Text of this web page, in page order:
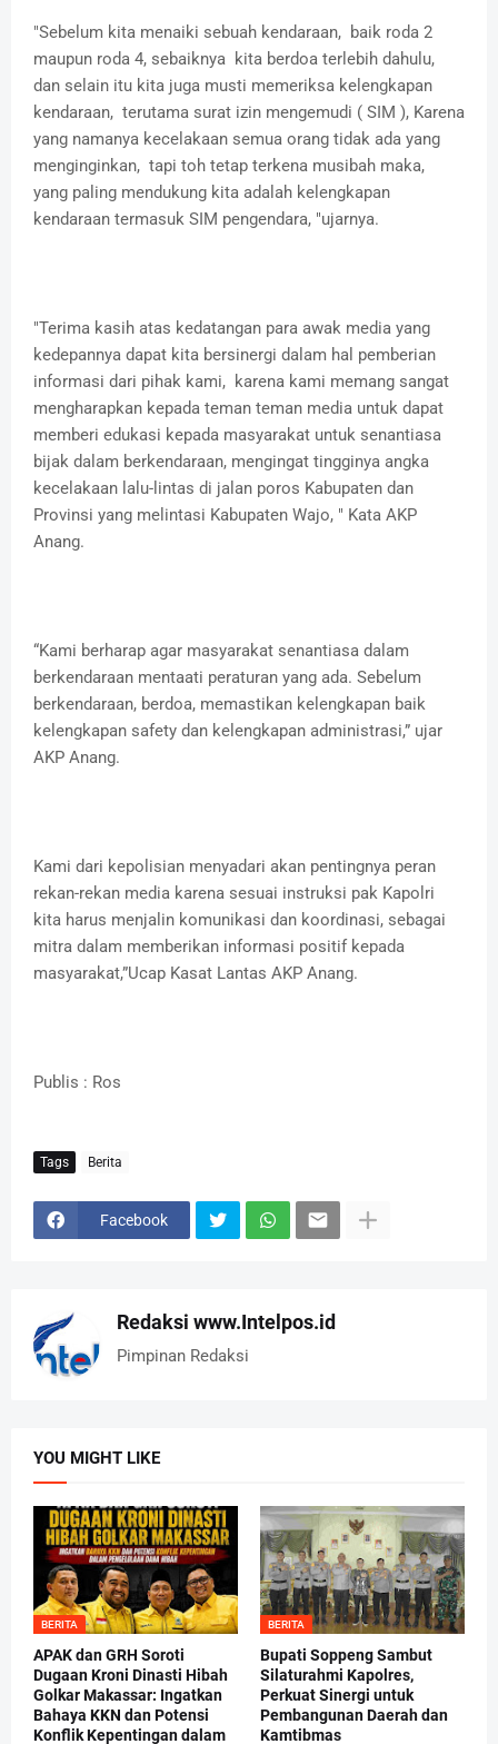
"Sebelum kita menaiki sebuah kendaraan, baik roda 2
maupun roda 4, sebaiknya kita berdoa terlebih dahulu,
dan selain itu kita juga musti memeriksa kelengkapan
kendaraan, terutama surat izin mengemudi ( SIM ), Karena
yang namanya kecelakaan semua orang tidak ada yang
menginginkan, tapi toh tetap terkena musibah maka,
yang paling mendukung kita adalah kelengkapan
kendaraan termasuk SIM pengendara, "ujarnya.
"Terima kasih atas kedatangan para awak media yang
kedepannya dapat kita bersinergi dalam hal pemberian
informasi dari pihak kami, karena kami memang sangat
mengharapkan kepada teman teman media untuk dapat
memberi edukasi kepada masyarakat untuk senantiasa
bijak dalam berkendaraan, mengingat tingginya angka
kecelakaan lalu-lintas di jalan poros Kabupaten dan
Provinsi yang melintasi Kabupaten Wajo, " Kata AKP
Anang.
“Kami berharap agar masyarakat senantiasa dalam
berkendaraan mentaati peraturan yang ada. Sebelum
berkendaraan, berdoa, memastikan kelengkapan baik
kelengkapan safety dan kelengkapan administrasi,” ujar
AKP Anang.
Kami dari kepolisian menyadari akan pentingnya peran
rekan-rekan media karena sesuai instruksi pak Kapolri
kita harus menjalin komunikasi dan koordinasi, sebagai
mitra dalam memberikan informasi positif kepada
masyarakat,”Ucap Kasat Lantas AKP Anang.
Publis : Ros
Tags Berita
Facebook
Redaksi www.Intelpos.id
Pimpinan Redaksi
YOU MIGHT LIKE
BERITA
APAK dan GRH Soroti
Dugaan Kroni Dinasti Hibah
Golkar Makassar: Ingatkan
Bahaya KKN dan Potensi
Konflik Kepentingan dalam
BERITA
Bupati Soppeng Sambut
Silaturahmi Kapolres,
Perkuat Sinergi untuk
Pembangunan Daerah dan
Kamtibmas